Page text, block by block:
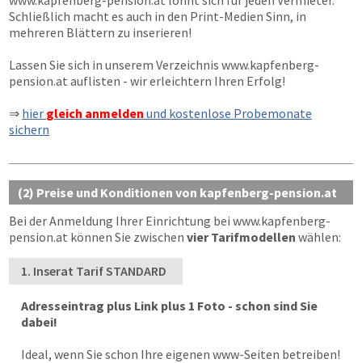
Schließlich macht es auch in den Print-Medien Sinn, in
mehreren Blättern zu inserieren!
Lassen Sie sich in unserem Verzeichnis www.kapfenberg-
pension.at auflisten - wir erleichtern Ihren Erfolg!
⇒ hier gleich anmelden und kostenlose Probemonate
sichern
(2) Preise und Konditionen von kapfenberg-pension.at
Bei der Anmeldung Ihrer Einrichtung bei www.kapfenberg-
pension.at können Sie zwischen vier Tarifmodellen wählen:
1. Inserat Tarif STANDARD
Adresseintrag plus Link plus 1 Foto - schon sind Sie
dabei!
Ideal, wenn Sie schon Ihre eigenen www-Seiten betreiben!